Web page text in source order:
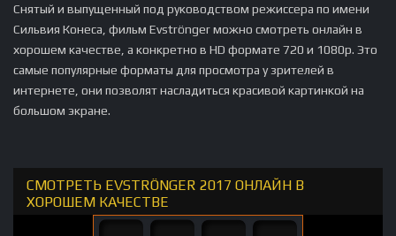
Снятый и выпущенный под руководством режиссера по имени
Сильвия Конеса, фильм Evströnger можно смотреть онлайн в
хорошем качестве, а конкретно в HD формате 720 и 1080p. Это
самые популярные форматы для просмотра у зрителей в
интернете, они позволят насладиться красивой картинкой на
большом экране.
СМОТРЕТЬ EVSTRÖNGER 2017 ОНЛАЙН В
ХОРОШЕМ КАЧЕСТВЕ